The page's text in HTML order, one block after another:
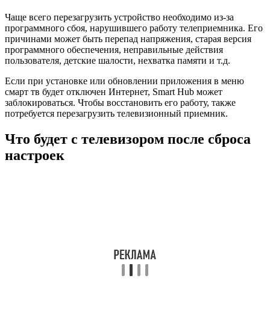
Чаще всего перезагрузить устройство необходимо из-за
программного сбоя, нарушившего работу телеприемника. Его
причинами может быть перепад напряжения, старая версия
программного обеспечения, неправильные действия
пользователя, детские шалости, нехватка памяти и т.д.
Если при установке или обновлении приложения в меню
смарт тв будет отключен Интернет, Smart Hub может
заблокироваться. Чтобы восстановить его работу, также
потребуется перезагрузить телевизионный приемник.
Что будет с телевизором после сброса
настроек